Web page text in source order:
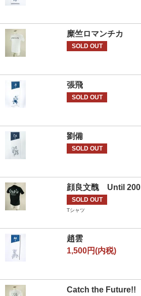
糜竺ロマンチカ
SOLD OUT
張飛
SOLD OUT
劉備
SOLD OUT
顔良文醜 Until 200
SOLD OUT
Tシャツ
趙雲
1,500円(内税)
Catch the Future!!